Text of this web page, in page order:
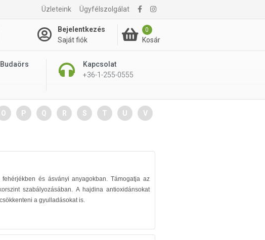
Üzleteink Ügyfélszolgálat
Bejelentkezés
Saját fiók
0
Kosár
Kapcsolat
+36-1-255-0555
O P Q R S T U
V
és ásványi anyagokban. Támogatja az
szabályozásában. A hajdina antioxidánsokat
a gyulladásokat is.